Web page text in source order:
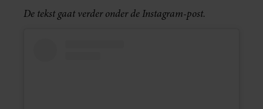
De tekst gaat verder onder de Instagram-post.